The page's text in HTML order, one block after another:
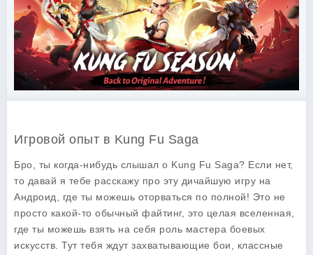
Игровой опыт в Kung Fu Saga
Бро, ты когда-нибудь слышал о Kung Fu Saga? Если нет,
то давай я тебе расскажу про эту дичайшую игру на
Андроид, где ты можешь оторваться по полной! Это не
просто какой-то обычный файтинг, это целая вселенная,
где ты можешь взять на себя роль мастера боевых
искусств. Тут тебя ждут захватывающие бои, классные